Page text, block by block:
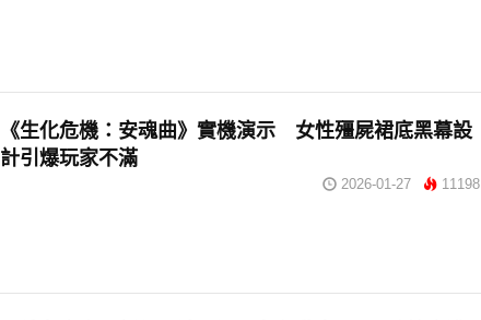
《生化危機：安魂曲》實機演示 女性殭屍裙底黑幕設
計引爆玩家不滿
2026-01-27 11198